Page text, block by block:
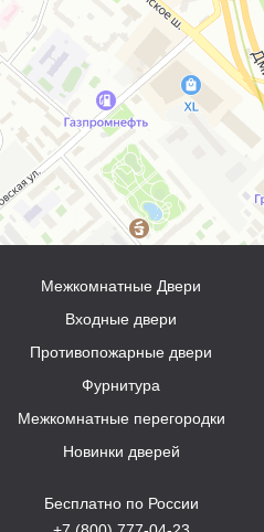
Межкомнатные Двери
Входные двери
Противопожарные двери
Фурнитура
Межкомнатные перегородки
Новинки дверей
Бесплатно по России